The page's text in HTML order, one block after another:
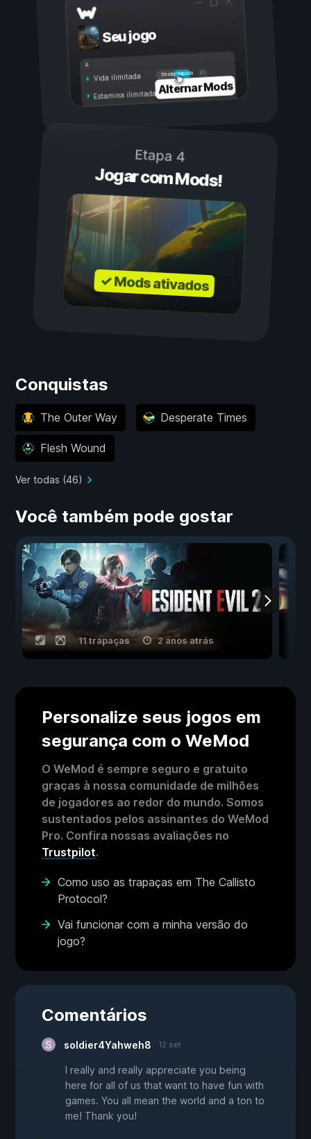
Seu jogo
Ligada
Desligada
Vida ilimitada
Estamina ilimitadaAlternar Mods
Etapa 4
Jogar com Mods!
✓ Mods ativados
Conquistas
The Outer Way Desperate Times
Flesh Wound
Ver todas (46)
Você também pode gostar
11 trapaças 2 anos atrás
Personalize seus jogos em
segurança com o WeMod
O WeMod é sempre seguro e gratuito
graças à nossa comunidade de milhões
de jogadores ao redor do mundo. Somos
sustentados pelos assinantes do WeMod
Pro. Confira nossas avaliações no
Trustpilot.
Como uso as trapaças em The Callisto
Protocol?
Vai funcionar com a minha versão do
jogo?
Comentários
soldier4Yahweh8 12 set
I really and really appreciate you being
here for all of us that want to have fun with
games. You all mean the world and a ton to
me! Thank you!